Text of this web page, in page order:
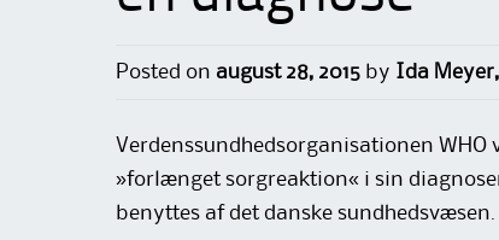
Posted on august 28, 2015 by Ida
Verdenssundhedsorganisationen
»forlænget sorgreaktion« i sin
benyttes af det danske sundhedsvæsen.